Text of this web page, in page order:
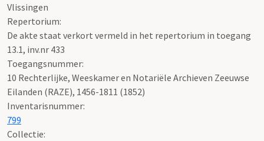
Vlissingen
Repertorium:
De akte staat verkort vermeld in het repertorium in toegang
13.1, inv.nr 433
Toegangsnummer:
10 Rechterlijke, Weeskamer en Notariële Archieven Zeeuwse
Eilanden (RAZE), 1456-1811 (1852)
Inventarisnummer:
799
Collectie: